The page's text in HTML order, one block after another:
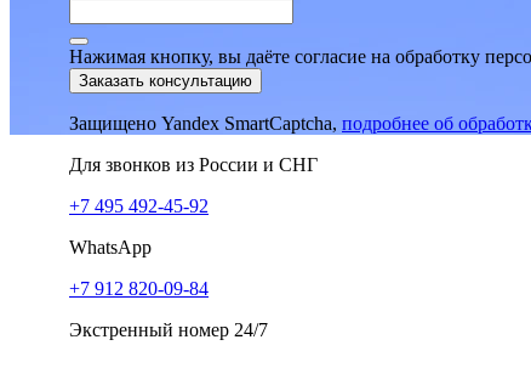
Нажимая кнопку, вы даёте согласие на обработку
Заказать консультацию
Защищено Yandex SmartCaptcha, подробнее об
Для звонков из России и СНГ
+7 495 492-45-92
WhatsApp
+7 912 820-09-84
Экстренный номер 24/7